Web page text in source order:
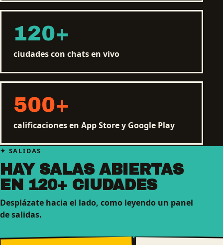
120+
ciudades con chats en vivo
500+
calificaciones en App Store y Google Play
SALIDAS
HAY SALAS ABIERTAS
EN 120+ CIUDADES
Desplázate hacia el lado, como leyendo un panel
de salidas.